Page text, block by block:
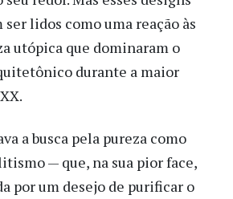
lidos como uma reação às
utópica que dominaram o
durante a maior
a busca pela pureza como
— que, na sua pior face,
por um desejo de purificar o